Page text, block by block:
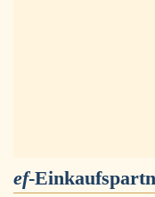
ef-